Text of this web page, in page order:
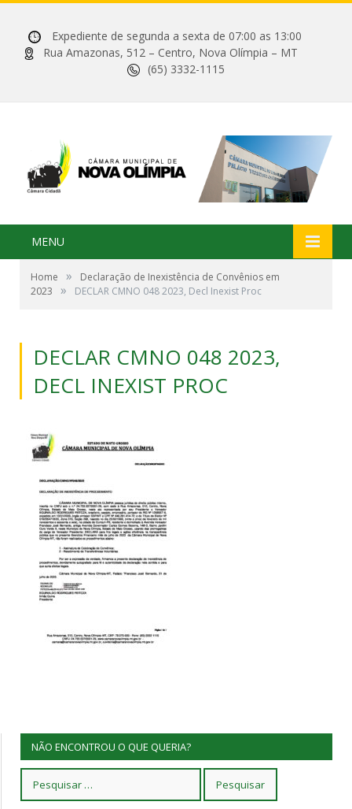
Expediente de segunda a sexta de 07:00 as 13:00
Rua Amazonas, 512 – Centro, Nova Olímpia – MT
(65) 3332-1115
MENU
Home »
Declaração de Inexistência de Convênios em
2023
» DECLAR CMNO 048 2023, Decl Inexist Proc
DECLAR CMNO 048 2023,
DECL INEXIST PROC
NÃO ENCONTROU O QUE QUERIA?